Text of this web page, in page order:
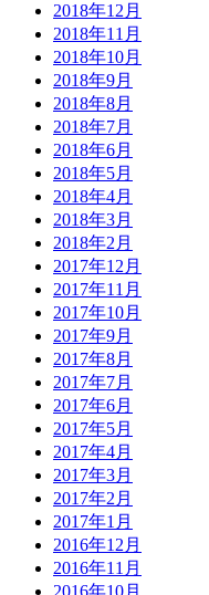
2018年12月
2018年11月
2018年10月
2018年9月
2018年8月
2018年7月
2018年6月
2018年5月
2018年4月
2018年3月
2018年2月
2017年12月
2017年11月
2017年10月
2017年9月
2017年8月
2017年7月
2017年6月
2017年5月
2017年4月
2017年3月
2017年2月
2017年1月
2016年12月
2016年11月
2016年10月